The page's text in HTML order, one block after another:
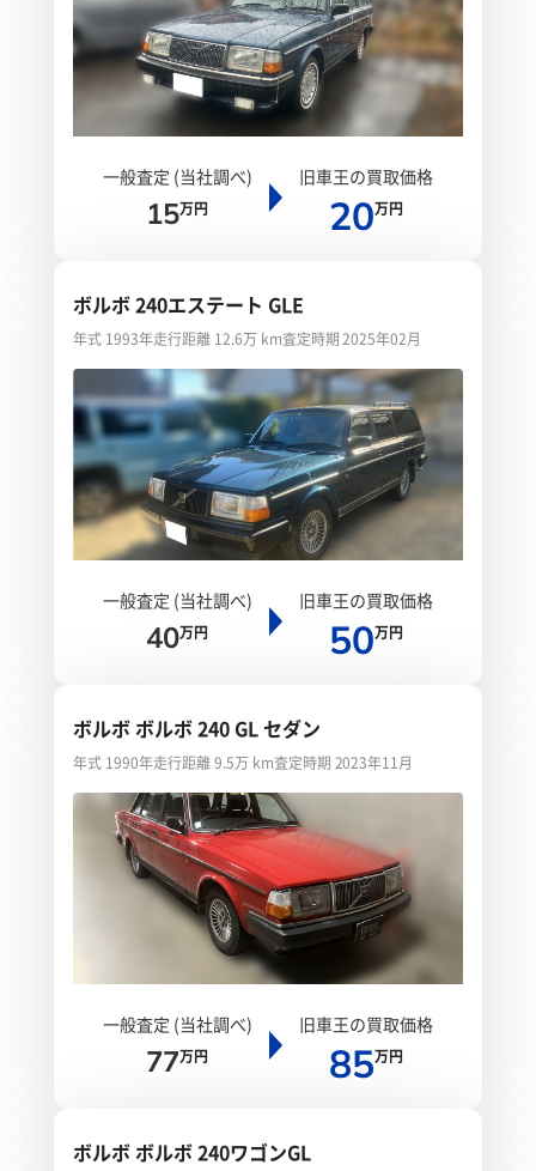
一般査定 (当社調べ)
15万円
旧車王の買取価格
20万円
ボルボ 240エステート GLE
年式 1993年走行距離 12.6万 km査定時期 2025年02月
一般査定 (当社調べ)
40万円
旧車王の買取価格
50万円
ボルボ ボルボ 240 GL セダン
年式 1990年走行距離 9.5万 km査定時期 2023年11月
一般査定 (当社調べ)
77万円
旧車王の買取価格
85万円
ボルボ ボルボ 240ワゴンGL